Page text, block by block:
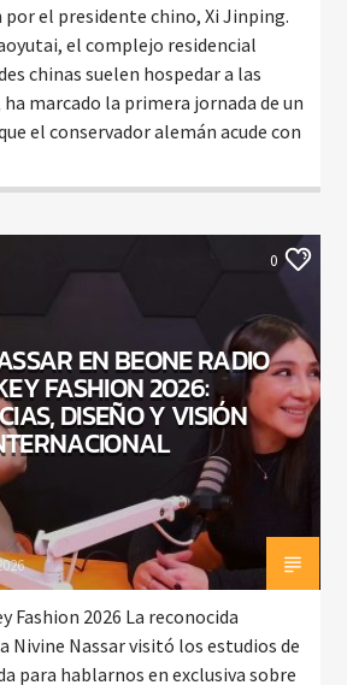
el presidente chino, Xi Jinping.
el complejo residencial
chinas suelen hospedar a las
marcado la primera jornada de un
el conservador alemán acude con
0
EN BEONE RADIO
FASHION 2026:
DISEÑO Y VISIÓN
Fashion 2026 La reconocida
Nivine Nassar visitó los estudios de
para hablarnos en exclusiva sobre